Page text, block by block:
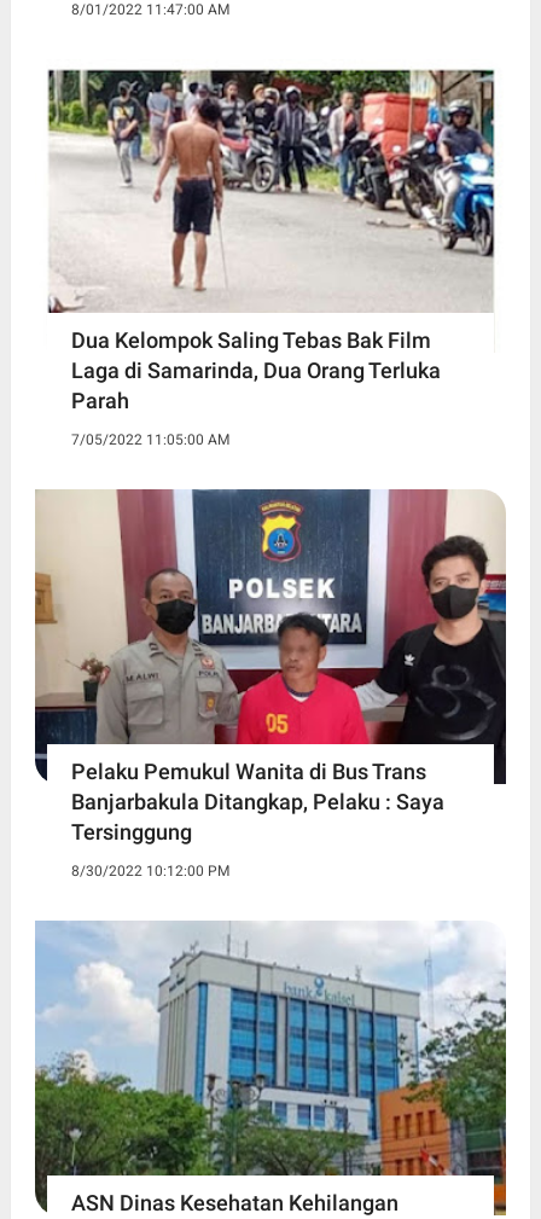
8/01/2022 11:47:00 AM
Dua Kelompok Saling Tebas Bak Film
Laga di Samarinda, Dua Orang Terluka
Parah
7/05/2022 11:05:00 AM
Pelaku Pemukul Wanita di Bus Trans
Banjarbakula Ditangkap, Pelaku : Saya
Tersinggung
8/30/2022 10:12:00 PM
ASN Dinas Kesehatan Kehilangan